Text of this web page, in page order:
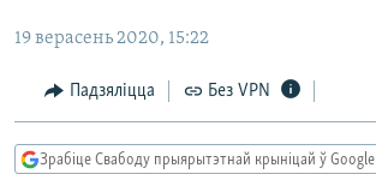
Перайсьці
пошукуБЕЛАРУСЫ НА ВАЙНЕ
ПАЛІТВЯЗЬНІ
АЎДЫЁКНІГІ
PREMIUM
TWITTER
Усе сайты РС/РСЭ
19 верасень 2020, 15:22
Падзяліцца Без VPN
Зрабіце Свабоду прыярытэтнай крыніцай ў Google